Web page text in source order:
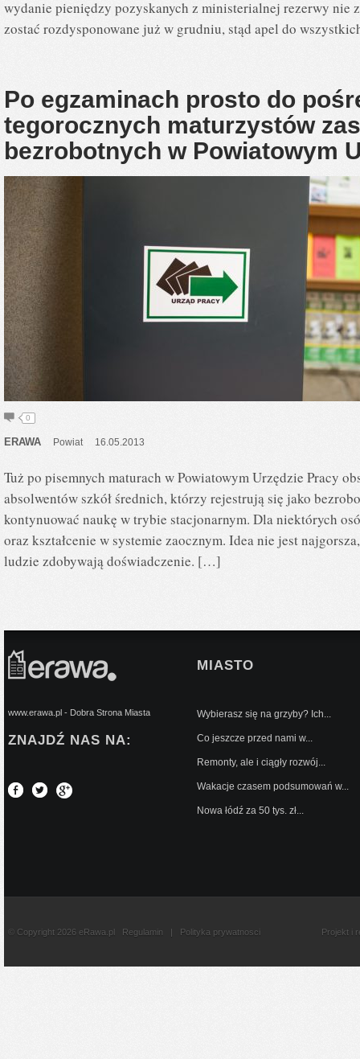
wydanie pieniędzy pozyskanych z ministerialnej rezerwy nie
zostać rozdysponowane już w grudniu, stąd apel do
Po egzaminach prosto do
tegorocznych maturzystów
bezrobotnych w Powiatowym
0
ERAWA Powiat 16.05.2013
Tuż po pisemnych maturach w Powiatowym Urzędzie Pracy
absolwentów szkół średnich, którzy rejestrują się jako
kontynuować naukę w trybie stacjonarnym. Dla niektórych
oraz kształcenie w systemie zaocznym. Idea nie jest
ludzie zdobywają doświadczenie. […]
www.erawa.pl - Dobra Strona Miasta
ZNAJDŹ NAS NA:
MIASTO
Wybierasz się na grzyby? Ich...
Co jeszcze przed nami w...
Remonty, ale i ciągły rozwój...
Wakacje czasem podsumowań w...
Nowa łódź za 50 tys. zł...
© Copyright 2026 eRawa.pl Regulamin | Polityka prywatnosci Projekt i